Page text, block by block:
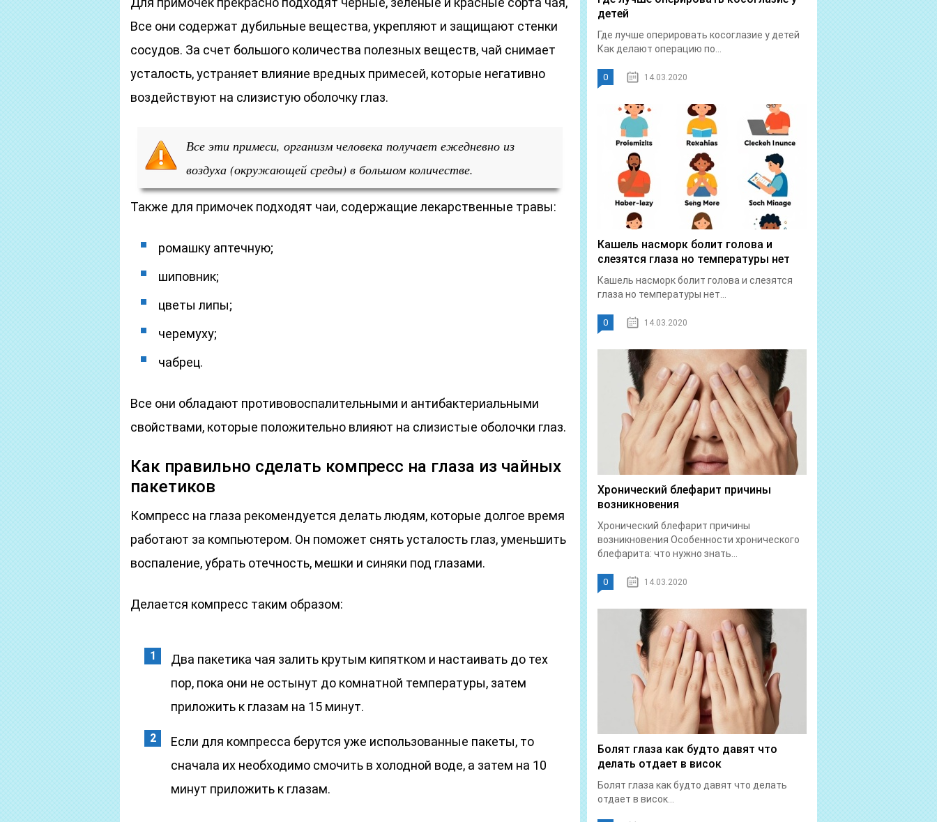
Все они содержат дубильные вещества, укрепляют и защищают стенки
сосудов. За счет большого количества полезных веществ, чай снимает
усталость, устраняет влияние вредных примесей, которые негативно
воздействуют на слизистую оболочку глаз.
Все эти примеси, организм человека получает ежедневно из
воздуха (окружающей среды) в большом количестве.
Также для примочек подходят чаи, содержащие лекарственные травы:
ромашку аптечную;
шиповник;
цветы липы;
черемуху;
чабрец.
Все они обладают противовоспалительными и антибактериальными
свойствами, которые положительно влияют на слизистые оболочки глаз.
Как правильно сделать компресс на глаза из чайных
пакетиков
Компресс на глаза рекомендуется делать людям, которые долгое время
работают за компьютером. Он поможет снять усталость глаз, уменьшить
воспаление, убрать отечность, мешки и синяки под глазами.
Делается компресс таким образом:
Два пакетика чая залить крутым кипятком и настаивать до тех
пор, пока они не остынут до комнатной температуры, затем
приложить к глазам на 15 минут.
Если для компресса берутся уже использованные пакеты, то
сначала их необходимо смочить в холодной воде, а затем на 10
минут приложить к глазам.
детей
Где лучше оперировать косоглазие у детей
Как делают операцию по...
0 14.03.2020
Кашель насморк болит голова и
слезятся глаза но температуры нет
Кашель насморк болит голова и слезятся
глаза но температуры нет...
0 14.03.2020
Хронический блефарит причины
возникновения
Хронический блефарит причины
возникновения Особенности хронического
блефарита: что нужно знать...
0 14.03.2020
Болят глаза как будто давят что
делать отдает в висок
Болят глаза как будто давят что делать
отдает в висок...